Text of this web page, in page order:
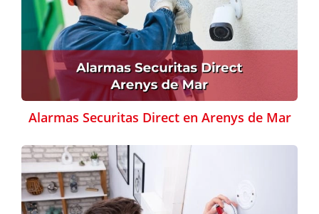
Alarmas Securitas Direct en Arenys de Mar